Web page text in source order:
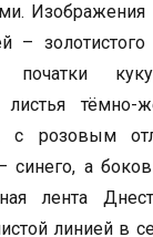
Изображения
– золотистого
початки
тёмно-
с розовым
синего, а
лента
линией в